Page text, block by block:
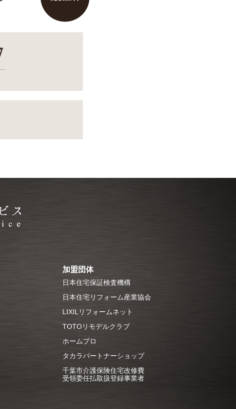
加盟団体
日本住宅保証検査機構
日本住宅リフォーム産業協会
LIXILリフォームネット
TOTOリモデルクラブ
ホームプロ
タカラパートナーショップ
千葉市介護保険住宅改修費
受領委任払取扱登録事業者